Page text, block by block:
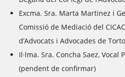
Excma. Sra. Marta Martinez i
Comissió de Mediació del
d’Advocats i Advocades de
Il·lma. Sra. Concha Saez, Vocal
(pendent de confirmar)